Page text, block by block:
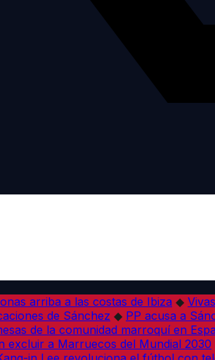
arriba a las costas de Ibiza ◆
de Sánchez ◆ PP acusa a
de la comunidad marroquí en
excluir a Marruecos del Mundial 2030